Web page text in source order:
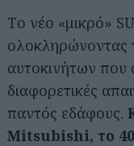
Tο νέο «μικρό»
ολοκληρώνοντας
αυτοκινήτων που
διαφορετικές
παντός εδάφους.
Mitsubishi, το